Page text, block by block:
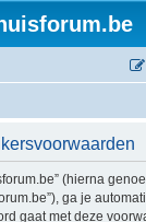
(hierna
ga je
gaat met deze